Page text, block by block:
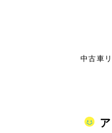
中古車